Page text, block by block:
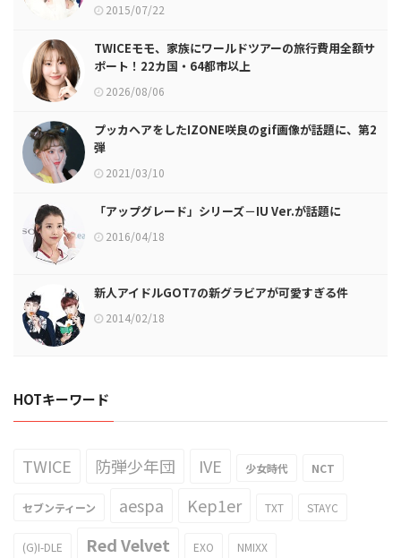
2015/07/22
TWICEモモ、家族にワールドツアーの旅行費用全額サ
ポート！22カ国・64都市以上
2026/08/06
プッカヘアをしたIZONE咲良のgif画像が話題に、第2
弾
2021/03/10
「アップグレード」シリーズ－IU Ver.が話題に
2016/04/18
新人アイドルGOT7の新グラビアが可愛すぎる件
2014/02/18
HOTキーワード
TWICE 防弾少年団 IVE 少女時代 NCT
セブンティーン aespa Kep1er TXT STAYC
(G)I-DLE Red Velvet EXO NMIXX